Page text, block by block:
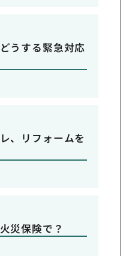
うする緊急対応
、リフォームを
災保険で？